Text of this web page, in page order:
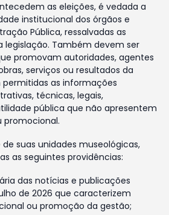
as eleições, é vedada a
institucional dos órgãos e
Pública, ressalvadas as
legislação. Também devem ser
promovam autoridades, agentes
serviços ou resultados da
as informações
técnicas, legais,
pública que não apresentem
promocional.
suas unidades museológicas,
as seguintes providências:
das notícias e publicações
de 2026 que caracterizem
ou promoção da gestão;